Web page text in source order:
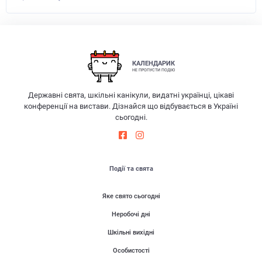
КАЛЕНДАРИК
НЕ ПРОПУСТИ ПОДІЮ
Державні свята, шкільні канікули, видатні українці, цікаві
конференції на вистави. Дізнайся що відбувається в Україні
сьогодні.
Події та свята
Яке свято сьогодні
Неробочі дні
Шкільні вихідні
Особистості